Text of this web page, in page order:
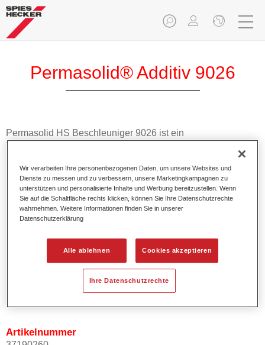
Permasolid® Additiv 9026
Permasolid HS Beschleuniger 9026 ist ein
Trocknungsbeschleuniger für Kleinteilereparaturen in
Kombination mit bestimmten Permasolid HS Klarlacken und
Permasolid HS Autolack 275.
Produktmerkmale
Ermöglicht eine schnellere Trocknung.
Eignet sich nur für kleine Flächen.
Sollte nicht auf horizontalen Flächen appliziert werden.
Artikelnummer
Wir verarbeiten Ihre personenbezogenen Daten, um unsere Websites und
Dienste zu messen und zu verbessern, unsere Marketingkampagnen zu
unterstützen und personalisierte Inhalte und Werbung bereitzustellen. Wenn
Sie auf die Schaltfläche rechts klicken, können Sie Ihre Datenschutzrechte
wahrnehmen. Weitere Informationen finden Sie in unserer
Datenschutzerklärung
Alle ablehnen Cookies akzeptieren
Ihre Datenschutzrechte